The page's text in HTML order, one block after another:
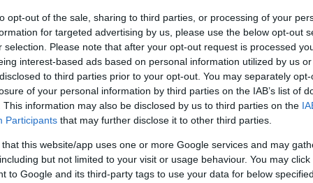
opt-out of the sale, sharing to third parties, or processing of your
for targeted advertising by us, please use the below opt-out
selection. Please note that after your opt-out request is processed
interest-based ads based on personal information utilized by us
to third parties prior to your opt-out. You may separately
of your personal information by third parties on the IAB’s list of
This information may also be disclosed by us to third parties on the
Participants that may further disclose it to other third parties.
that this website/app uses one or more Google services and may
but not limited to your visit or usage behaviour. You may
to Google and its third-party tags to use your data for below
egy atomerőmű építése során egyebek mellett a
de az üzembe helyezésig még több ezer
eltörpülőtől kezdve az egészen összetettekig. A
az Országos Atomenergia Hivatal, de számos más
vasúti szállításhoz vagy éppen a dolgozókat
ám ezek más és más illetékességi területet
kedves dolog, ami a származásomhoz